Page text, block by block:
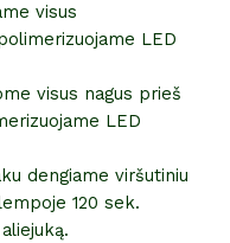
visus
LED
visus nagus prieš
LED
dengiame viršutiniu
120 sek.